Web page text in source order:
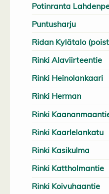
Potinranta
Puntusharju
Ridan Kylätalo
Rinki Alaviirteentie
Rinki Heinolankaari
Rinki Herman
Rinki
Rinki Kaarlelankatu
Rinki Kasikulma
Rinki Kattholmantie
Rinki Koivuhaantie